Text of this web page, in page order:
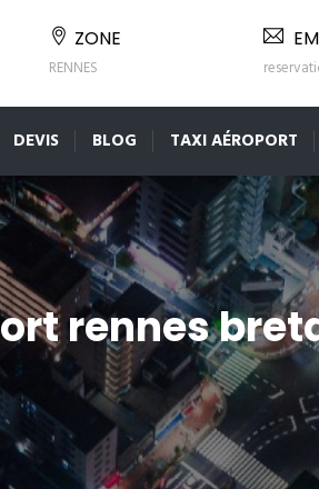
ZONE
RENNES
DEVIS BLOG TAXI AÉROPORT
rennes